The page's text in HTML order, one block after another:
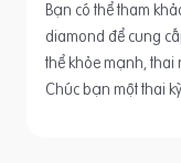
Bạn có thể tham
diamond để cung
thể khỏe mạnh, thai
Chúc bạn một thai